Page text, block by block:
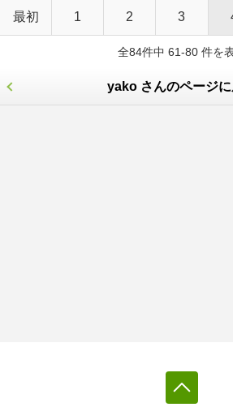
最初 1 2 3
全84件中 61-80 件を
yako さんのページに